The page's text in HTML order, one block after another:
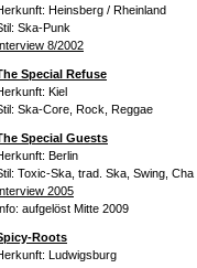
Heinsberg / Rheinland
Ska-Punk
8/2002
Special Refuse
Kiel
Ska-Core, Rock, Reggae
Special Guests
Berlin
Toxic-Ska, trad. Ska, Swing, Cha
2005
aufgelöst Mitte 2009
Roots
Ludwigsburg